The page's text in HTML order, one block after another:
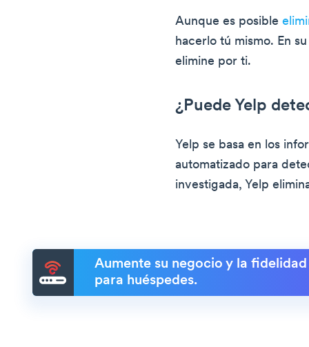
Aunque es posible
hacerlo tú mismo. En
elimine por ti.
¿Puede Yelp
Yelp se basa en los
automatizado para
investigada, Yelp
Aumente su negocio y la
para huéspedes.